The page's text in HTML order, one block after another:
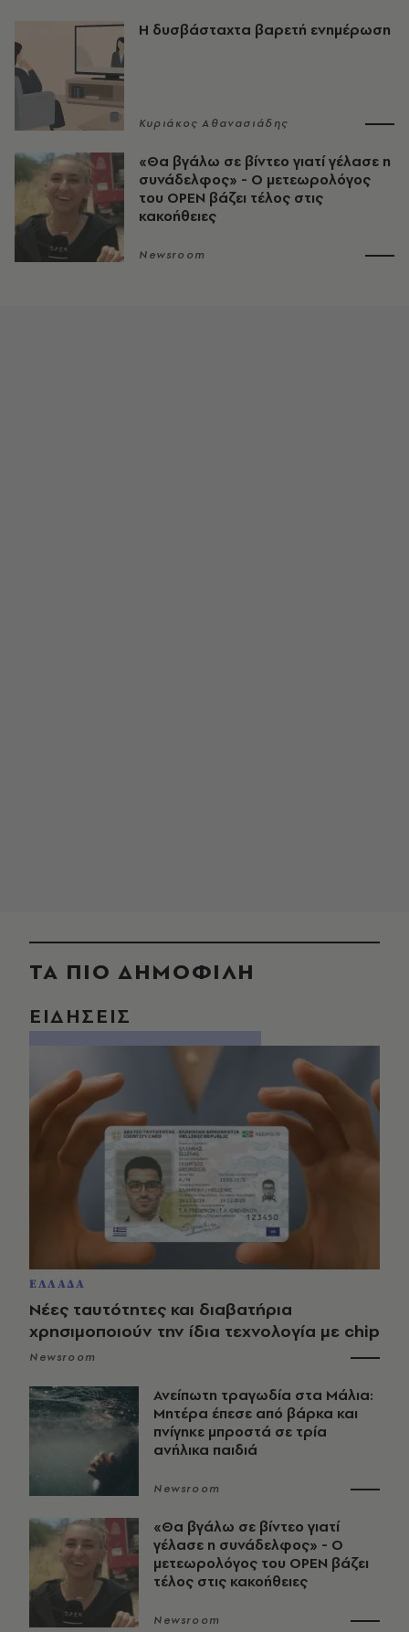
Η δυσβάσταχτα βαρετή ενημέρωση
Κυριάκος Αθανασιάδης
«Θα βγάλω σε βίντεο γιατί γέλασε η
συνάδελφος» - Ο μετεωρολόγος
του OPEN βάζει τέλος στις
κακοήθειες
Newsroom
ΤΑ ΠΙΟ ΔΗΜΟΦΙΛΗ
ΕΙΔΗΣΕΙΣ
ΕΛΛΑΔΑ
Νέες ταυτότητες και διαβατήρια
χρησιμοποιούν την ίδια τεχνολογία με chip
Newsroom
Ανείπωτη τραγωδία στα Μάλια:
Μητέρα έπεσε από βάρκα και
πνίγηκε μπροστά σε τρία
ανήλικα παιδιά
Newsroom
«Θα βγάλω σε βίντεο γιατί
γέλασε η συνάδελφος» - Ο
μετεωρολόγος του OPEN βάζει
τέλος στις κακοήθειες
Newsroom